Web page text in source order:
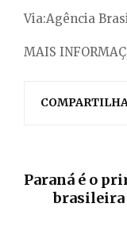
Via:Agência
MAIS
Paraná é o
brasileira